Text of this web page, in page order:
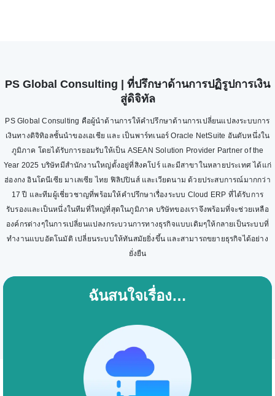
PS Global Consulting | ที่ปรึกษาด้านการปฏิรูปการเงิน
สู่ดิจิทัล
PS Global Consulting คือผู้นำด้านการให้คำปรึกษาด้านการเปลี่ยนแปลงระบบการ
เงินทางดิจิทิอลชั้นนำของเอเชีย และ เป็นพาร์ทเนอร์ Oracle NetSuite อันดับหนึ่งใน
ภูมิภาค โดยได้รับการยอมรับให้เป็น ASEAN Solution Provider Partner of the
Year 2025 บริษัทมีสำนักงานใหญ่ตั้งอยู่ที่สิงคโปร์ และมีสาขาในหลายประเทศ ได้แก่
ฮ่องกง อินโดนีเซีย มาเลเซีย ไทย ฟิลิปปินส์ และเวียดนาม ด้วยประสบการณ์มากกว่า
17 ปี และทีมผู้เชี่ยวชาญที่พร้อมให้คำปรึกษาเรื่องระบบ Cloud ERP ที่ได้รับการ
รับรองและเป็นหนึ่งในทีมที่ใหญ่ที่สุดในภูมิภาค บริษัทของเราจึงพร้อมที่จะช่วยเหลือ
องค์กรต่างๆในการเปลี่ยนแปลงกระบวนการทางธุรกิจแบบเดิมๆให้กลายเป็นระบบที่
ทำงานแบบอัตโนมัติ เปลี่ยนระบบให้ทันสมัยยิ่งขึ้น และสามารถขยายธุรกิจได้อย่าง
ยั่งยืน
ฉันสนใจเรื่อง…